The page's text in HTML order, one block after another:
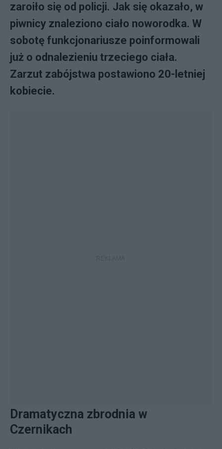
zaroiło się od policji. Jak się okazało, w
piwnicy znaleziono ciało noworodka. W
sobotę funkcjonariusze poinformowali
już o odnalezieniu trzeciego ciała.
Zarzut zabójstwa postawiono 20-letniej
kobiecie.
Dramatyczna zbrodnia w
Czernikach